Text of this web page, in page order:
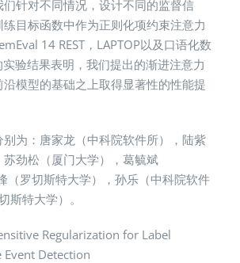
针对不同情况，设计不同的监督信
目标函数中作为正则化项约束注意力
14 REST，LAPTOP以及口语化数
实验结果表明，我们提出的渐进注意力
模型的基础之上取得显著性的性能提
为：唐家龙（中科院软件所），陆紫
劲松（厦门大学），葛毓斌
（罗切斯特大学），孙乐（中科院软件
斯特大学）。
Regularization for Label
Detection